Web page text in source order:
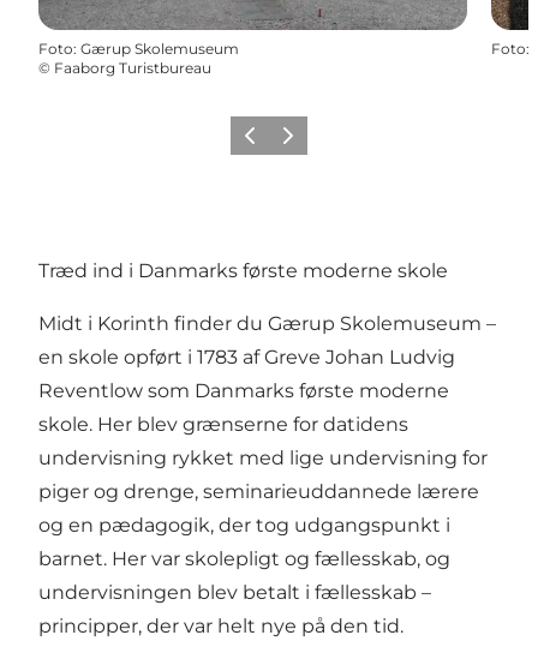
Foto: Gærup Skolemuseum
© Faaborg Turistbureau
Foto:
Forrige billede
Næste billede
Træd ind i Danmarks første moderne skole
Midt i Korinth finder du Gærup Skolemuseum –
en skole opført i 1783 af Greve Johan Ludvig
Reventlow som Danmarks første moderne
skole. Her blev grænserne for datidens
undervisning rykket med lige undervisning for
piger og drenge, seminarieuddannede lærere
og en pædagogik, der tog udgangspunkt i
barnet. Her var skolepligt og fællesskab, og
undervisningen blev betalt i fællesskab –
principper, der var helt nye på den tid.